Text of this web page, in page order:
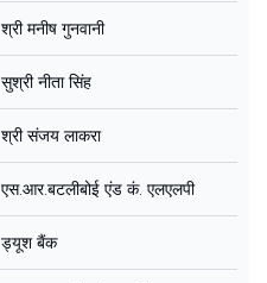
श्री मनीष गुनवानी
सुश्री नीता सिंह
श्री संजय लाकरा
एस.आर.बटलीबोई एंड कं. एलएलपी
ड्यूश बैंक